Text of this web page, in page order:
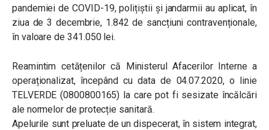
pandemiei de COVID-19, polițiștii și jandarmii au aplicat, în
ziua de 3 decembrie, 1.842 de sancțiuni contravenționale,
în valoare de 341.050 lei.
Reamintim cetățenilor că Ministerul Afacerilor Interne a
operaționalizat, începând cu data de 04.07.2020, o linie
TELVERDE (0800800165) la care pot fi sesizate încălcări
ale normelor de protecție sanitară.
Apelurile sunt preluate de un dispecerat, în sistem integrat,